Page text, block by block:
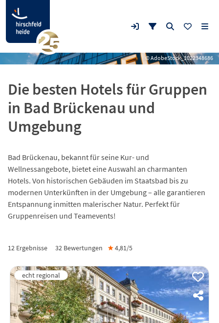
© AdobeStock_1022348686
Die besten Hotels für Gruppen
in Bad Brückenau und
Umgebung
Bad Brückenau, bekannt für seine Kur- und
Wellnessangebote, bietet eine Auswahl an charmanten
Hotels. Von historischen Gebäuden im Staatsbad bis zu
modernen Unterkünften in der Umgebung – alle garantieren
Entspannung inmitten malerischer Natur. Perfekt für
Gruppenreisen und Teamevents!
12 Ergebnisse 32 Bewertungen ★4,81/5